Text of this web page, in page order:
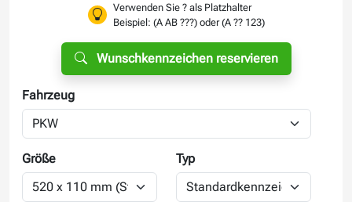
Verwenden Sie ? als Platzhalter
Beispiel: (A AB ???) oder (A ?? 123)
Wunschkennzeichen reservieren
Fahrzeug
Größe Typ